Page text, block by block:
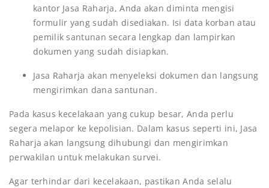
kantor Jasa Raharja, Anda akan diminta mengisi
formulir yang sudah disediakan. Isi data korban atau
pemilik santunan secara lengkap dan lampirkan
dokumen yang sudah disiapkan.
Jasa Raharja akan menyeleksi dokumen dan langsung
mengirimkan dana santunan.
Pada kasus kecelakaan yang cukup besar, Anda perlu
segera melapor ke kepolisian. Dalam kasus seperti ini, Jasa
Raharja akan langsung dihubungi dan mengirimkan
perwakilan untuk melakukan survei.
Agar terhindar dari kecelakaan, pastikan Anda selalu